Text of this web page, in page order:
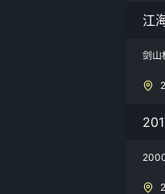
江
剑山